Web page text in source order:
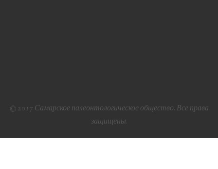
© 2017 Самарское палеонтологическое общество. Все права
защищены.